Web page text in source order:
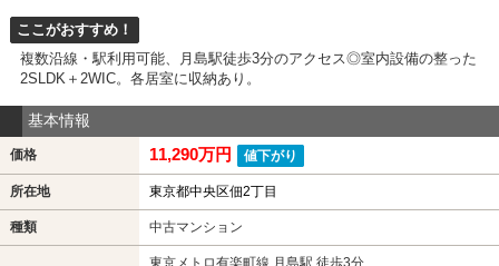
ここがおすすめ！
複数沿線・駅利用可能、月島駅徒歩3分のアクセス◎室内設備の整った
2SLDK＋2WIC。各居室に収納あり。
基本情報
価格 11,290万円 値下がり
所在地 東京都中央区佃2丁目
種類 中古マンション
東京メトロ有楽町線 月島駅 徒歩3分